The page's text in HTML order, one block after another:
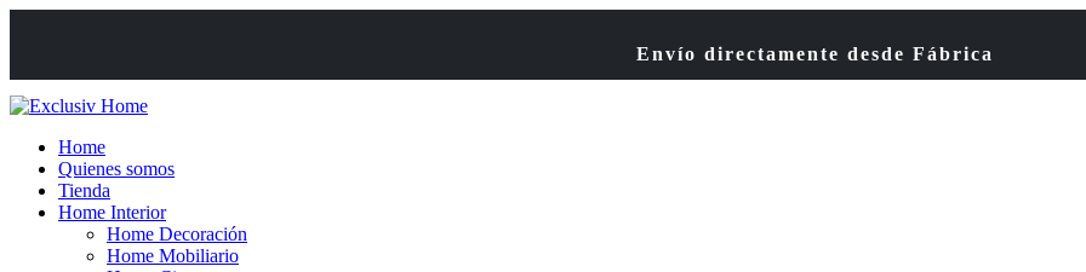
Envío directamente desde Fábrica
Home
Quienes somos
Tienda
Home Interior
Home Decoración
Home Mobiliario